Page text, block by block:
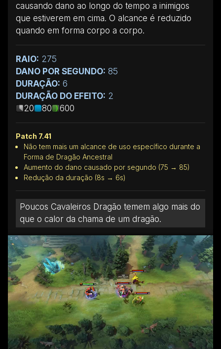
causando dano ao longo do tempo a inimigos
que estiverem em cima. O alcance é reduzido
quando em forma corpo a corpo.
RAIO: 275
DANO POR SEGUNDO: 85
DURAÇÃO: 6
DURAÇÃO DO EFEITO: 2
20
80 600
Patch 7.41
Não tem mais um alcance de uso específico durante a
Forma de Dragão Ancestral
Aumento do dano causado por segundo (75 → 85)
Redução da duração (8s → 6s)
Poucos Cavaleiros Dragão temem algo mais do
que o calor da chama de um dragão.